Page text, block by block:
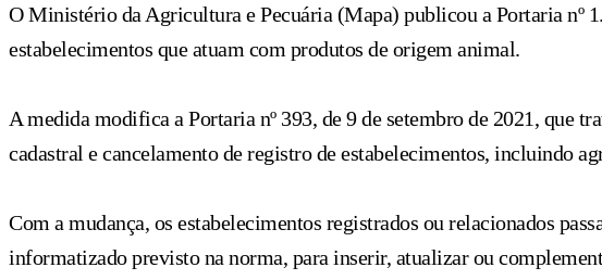
O Ministério da Agricultura e Pecuária (Mapa) publicou a Portaria nº
estabelecimentos que atuam com produtos de origem animal.
A medida modifica a Portaria nº 393, de 9 de setembro de 2021, que
cadastral e cancelamento de registro de estabelecimentos, incluindo
Com a mudança, os estabelecimentos registrados ou relacionados
informatizado previsto na norma, para inserir, atualizar ou